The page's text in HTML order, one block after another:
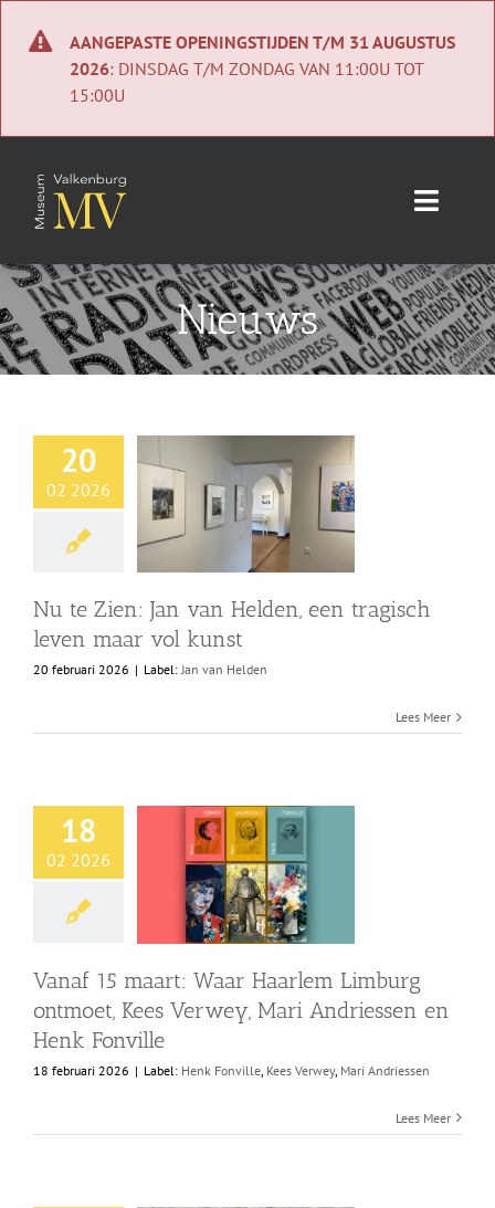
naar
AANGEPASTE OPENINGSTIJDEN T/M 31 AUGUSTUS
2026: DINSDAG T/M ZONDAG VAN 11:00U TOT
15:00U
Toggle
Home
Nieuws
Collectie
BEZOEK
Nieuws
20
02 2026
Nu te Zien: Jan van Helden, een tragisch
leven maar vol kunst
20 februari 2026 | Label:Jan van Helden
Lees Meer
18
02 2026
Vanaf 15 maart: Waar Haarlem Limburg
ontmoet, Kees Verwey, Mari Andriessen en
Henk Fonville
18 februari 2026 | Label: Henk Fonville, Kees Verwey, Mari Andriessen
Lees Meer